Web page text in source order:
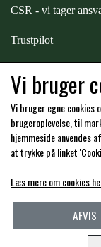
CSR - vi tager
Trustpilot
Hos os kan du
Vi bruger
Vi bruger egne
brugeroplevelse, til
hjemmeside anvendes
at trykke på linket
Læs mere om cookies
AFVIS